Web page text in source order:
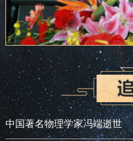
中国著名物理学家冯端逝世